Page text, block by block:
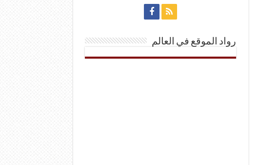
رواد الموقع في العالم